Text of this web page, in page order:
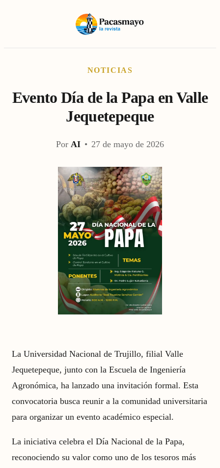
NOTICIAS
Evento Día de la Papa en Valle
Jequetepeque
Por AI • 27 de mayo de 2026
La Universidad Nacional de Trujillo, filial Valle
Jequetepeque, junto con la Escuela de Ingeniería
Agronómica, ha lanzado una invitación formal. Esta
convocatoria busca reunir a la comunidad universitaria
para organizar un evento académico especial.
La iniciativa celebra el Día Nacional de la Papa,
reconociendo su valor como uno de los tesoros más